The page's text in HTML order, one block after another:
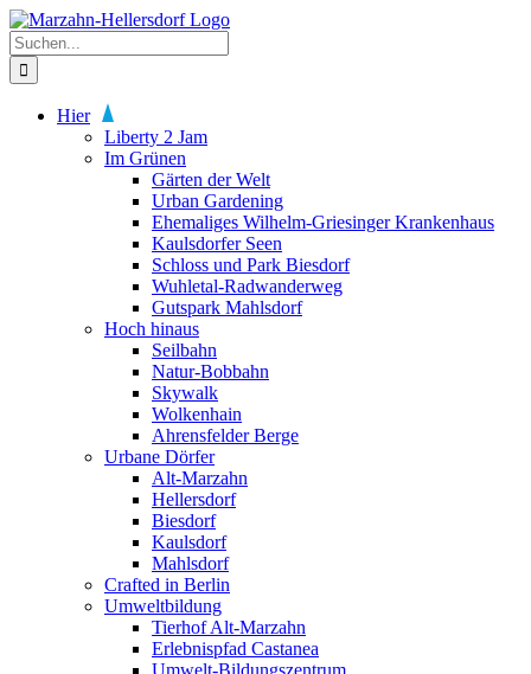
Zum
Inhalt
springen
Suche
nach:
Hier
Liberty 2 Jam
Im Grünen
Gärten der Welt
Urban Gardening
Ehemaliges Wilhelm-Griesinger Krankenhaus
Kaulsdorfer Seen
Schloss und Park Biesdorf
Wuhletal-Radwanderweg
Gutspark Mahlsdorf
Hoch hinaus
Seilbahn
Natur-Bobbahn
Skywalk
Wolkenhain
Ahrensfelder Berge
Urbane Dörfer
Alt-Marzahn
Hellersdorf
Biesdorf
Kaulsdorf
Mahlsdorf
Crafted in Berlin
Umweltbildung
Tierhof Alt-Marzahn
Erlebnispfad Castanea
Umwelt-Bildungszentrum